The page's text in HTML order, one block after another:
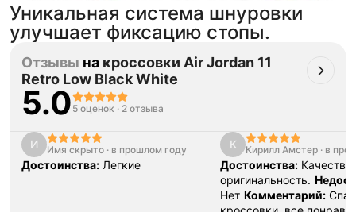
Уникальная система шнуровки
улучшает фиксацию стопы.
Отзывы на кроссовки Air Jordan 11
Retro Low Black White
5.0 5 оценок · 2 отзыва
И Имя скрыто · в прошлом году
Достоинства: Легкие
К Кирилл Амстер · в
Достоинства: Качество,
оригинальность.
Нет Комментарий: